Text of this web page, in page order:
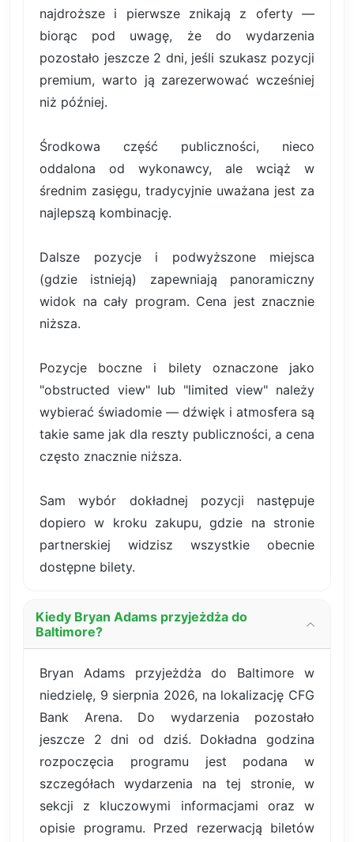
najdroższe i pierwsze znikają z oferty —
biorąc pod uwagę, że do wydarzenia
pozostało jeszcze 2 dni, jeśli szukasz pozycji
premium, warto ją zarezerwować wcześniej
niż później.
Środkowa część publiczności, nieco
oddalona od wykonawcy, ale wciąż w
średnim zasięgu, tradycyjnie uważana jest za
najlepszą kombinację.
Dalsze pozycje i podwyższone miejsca
(gdzie istnieją) zapewniają panoramiczny
widok na cały program. Cena jest znacznie
niższa.
Pozycje boczne i bilety oznaczone jako
"obstructed view" lub "limited view" należy
wybierać świadomie — dźwięk i atmosfera są
takie same jak dla reszty publiczności, a cena
często znacznie niższa.
Sam wybór dokładnej pozycji następuje
dopiero w kroku zakupu, gdzie na stronie
partnerskiej widzisz wszystkie obecnie
dostępne bilety.
Kiedy Bryan Adams przyjeżdża do
Baltimore?
Bryan Adams przyjeżdża do Baltimore w
niedzielę, 9 sierpnia 2026, na lokalizację CFG
Bank Arena. Do wydarzenia pozostało
jeszcze 2 dni od dziś. Dokładna godzina
rozpoczęcia programu jest podana w
szczegółach wydarzenia na tej stronie, w
sekcji z kluczowymi informacjami oraz w
opisie programu. Przed rezerwacją biletów